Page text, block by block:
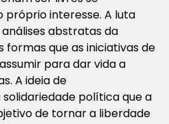
próprio interesse. A luta
abstratas da
formas que as iniciativas de
para dar vida a
A ideia de
política que a
de tornar a liberdade